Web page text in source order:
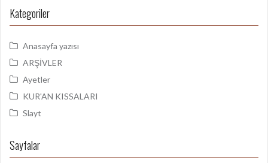
Kategoriler
Anasayfa yazısı
ARŞİVLER
Ayetler
KUR'AN KISSALARI
Slayt
Sayfalar